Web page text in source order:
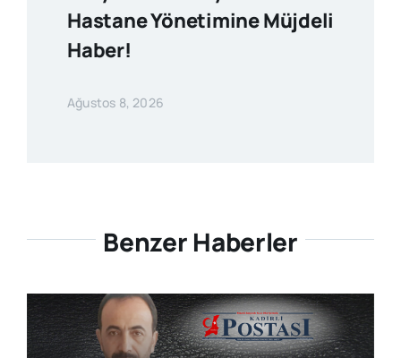
Hastane Yönetimine Müjdeli
Haber!
Ağustos 8, 2026
Benzer Haberler